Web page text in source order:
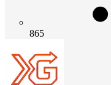
865